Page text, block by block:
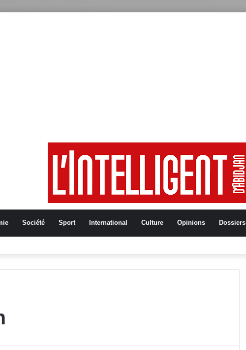
Société Sport International Culture Opinions Dossiers
2026:Moussa Traoré Koudougou rend hommage aux femmes de Morondo